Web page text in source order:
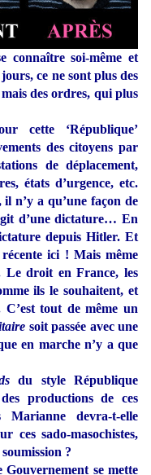
connaître soi-même et
ce ne sont plus des
des ordres, qui plus
cette ‘République’
des citoyens par
de déplacement,
états d’urgence, etc.
n’y a qu’une façon de
d’une dictature… En
depuis Hitler. Et
ici ! Mais même
Le droit en France, les
ils le souhaitent, et
tout de même un
soit passée avec une
en marche n’y a que
du style République
productions de ces
Marianne devra-t-elle
ces sado-masochistes,
?
se mette